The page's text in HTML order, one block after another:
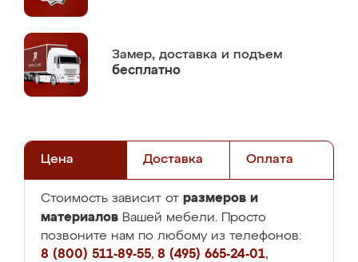
Замер, доставка и подъем
бесплатно
Цена Доставка Оплата
Стоимость зависит от размеров и
материалов Вашей мебели. Просто
позвоните нам по любому из телефонов:
8 (800) 511-89-55, 8 (495) 665-24-01,